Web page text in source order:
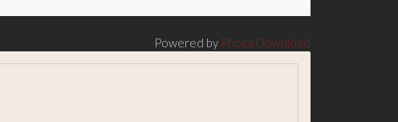
Powered by Phoca Download